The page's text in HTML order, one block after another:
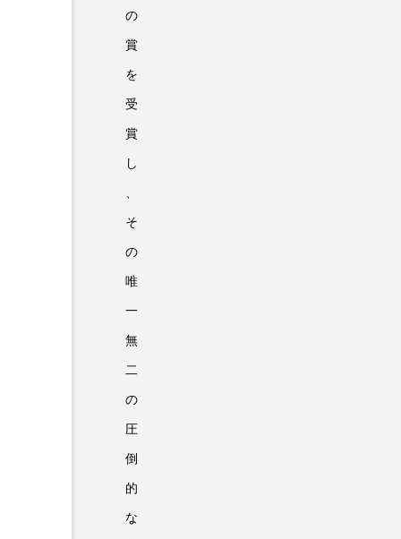
の
賞
を
受
賞
し
そ
の
唯
一
無
二
の
圧
倒
的
な